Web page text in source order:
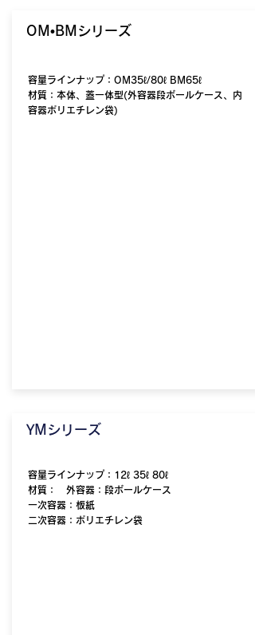
​OM•BMシリーズ
容量ラインナップ：OM35ℓ/80ℓ BM65ℓ
​材質：本体、蓋一体型(外容器段ボールケース、内
容器ポリエチレン袋)
​YMシリーズ
容量ラインナップ：12ℓ 35ℓ 80ℓ
​材質： 外容器：段ボールケース
一次容器：板紙
二次容器：ポリエチレン袋